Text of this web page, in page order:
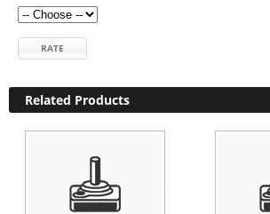
RATE
Related Products